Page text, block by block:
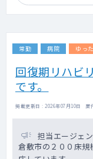
常勤 病院 ゆっ
回復期リハビ
です。
掲載更新日 : 2026年07月10日 案
担当エージェ
倉敷市の２００床規